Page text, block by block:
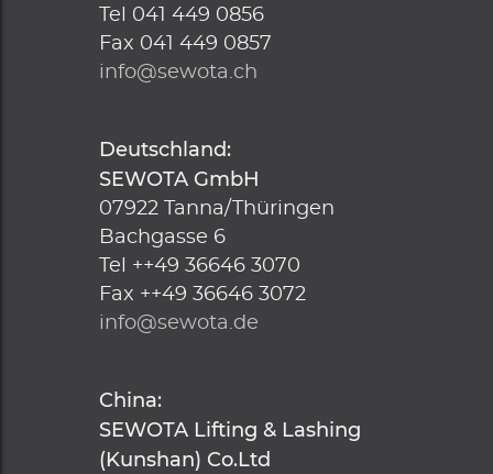
Tel
041 449 0856
Fax 041 449 0857
info@sewota.ch
Deutschland:
SEWOTA GmbH
07922
Tanna/Thüringen
Bachgasse 6
Tel
++49 36646 3070
Fax ++49 36646 3072
info@sewota.de
China:
SEWOTA Lifting & Lashing
(Kunshan) Co.Ltd